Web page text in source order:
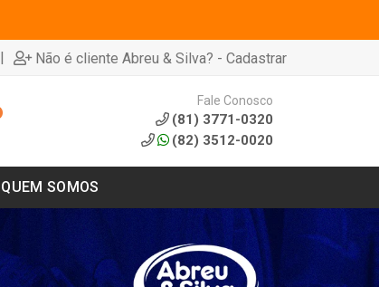
| Não é cliente Abreu & Silva? - Cadastrar
Fale Conosco
(81) 3771-0320
(82) 3512-0020
QUEM SOMOS